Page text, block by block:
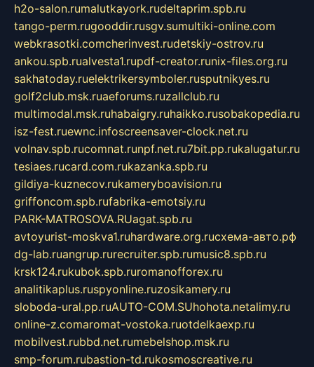
h2o-salon.rumalutkayork.rudeltaprim.spb.ru
tango-perm.rugooddir.rusgv.sumultiki-online.com
webkrasotki.comcherinvest.rudetskiy-ostrov.ru
ankou.spb.rualvesta1.rupdf-creator.runix-files.org.ru
sakhatoday.ruelektrikersymboler.rusputnikyes.ru
golf2club.msk.ruaeforums.ruzallclub.ru
multimodal.msk.ruhabaigry.ruhaikko.rusobakopedia.ru
isz-fest.ruewnc.infoscreensaver-clock.net.ru
volnav.spb.rucomnat.runpf.net.ru7bit.pp.rukalugatur.ru
tesiaes.rucard.com.rukazanka.spb.ru
gildiya-kuznecov.rukameryboavision.ru
griffoncom.spb.rufabrika-emotsiy.ru
PARK-MATROSOVA.RUagat.spb.ru
avtoyurist-moskva1.ruhardware.org.ruсхема-авто.рф
dg-lab.ruangrup.rurecruiter.spb.rumusic8.spb.ru
krsk124.rukubok.spb.ruromanofforex.ru
analitikaplus.ruspyonline.ruzosikamery.ru
sloboda-ural.pp.ruAUTO-COM.SUhohota.netalimy.ru
online-z.comaromat-vostoka.ruotdelkaexp.ru
mobilvest.rubbd.net.rumebelshop.msk.ru
smp-forum.rubastion-td.rukosmoscreative.ru